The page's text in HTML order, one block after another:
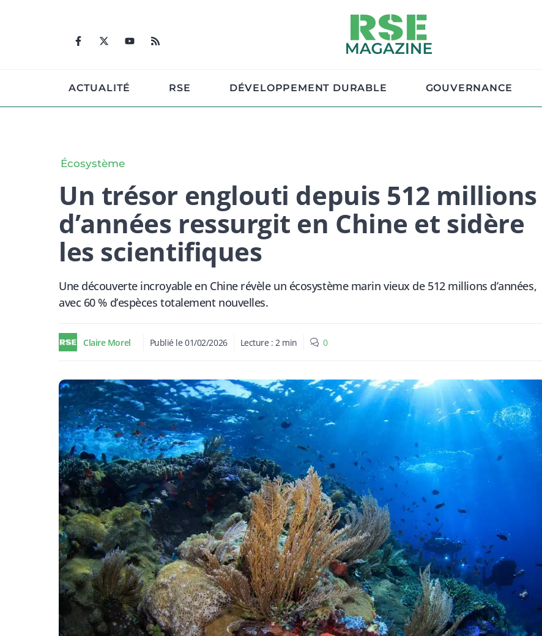
ACTUALITÉ RSE DÉVELOPPEMENT DURABLE GOUVERNANCE
Écosystème
Un trésor englouti depuis 512 millions
d’années ressurgit en Chine et sidère
les scientifiques
Une découverte incroyable en Chine révèle un écosystème marin vieux de 512 millions d’années,
avec 60 % d’espèces totalement nouvelles.
Claire Morel Publié le01/02/2026 Lecture : 2 min 0